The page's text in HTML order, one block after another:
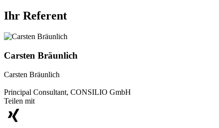
Ihr Referent
Carsten Bräunlich
Carsten Bräunlich
Principal Consultant, CONSILIO GmbH
Teilen mit